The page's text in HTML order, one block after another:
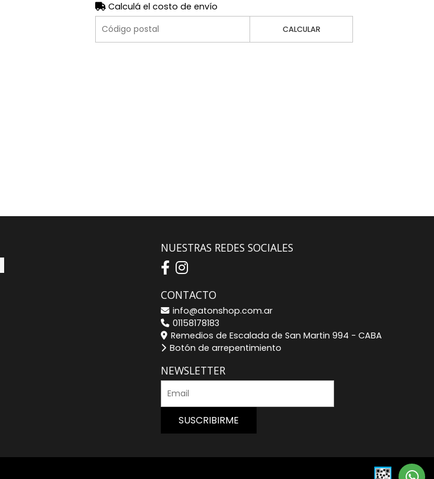
Calculá el costo de envío
CALCULAR
NUESTRAS REDES SOCIALES
CONTACTO
info@atonshop.com.ar
01158178183
Remedios de Escalada de San Martin 994 - CABA
Botón de arrepentimiento
NEWSLETTER
SUSCRIBIRME